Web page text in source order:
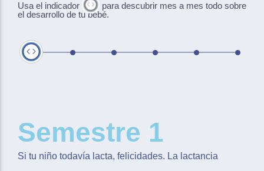
Usa el indicador
para descubrir mes a mes todo sobre
el desarrollo de tu bebé.
Semestre 1
Si tu niño todavía lacta, felicidades. La lactancia